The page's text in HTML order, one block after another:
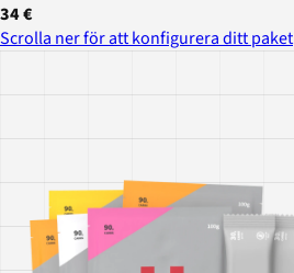
34 €
Scrolla ner för att konfigurera ditt paket